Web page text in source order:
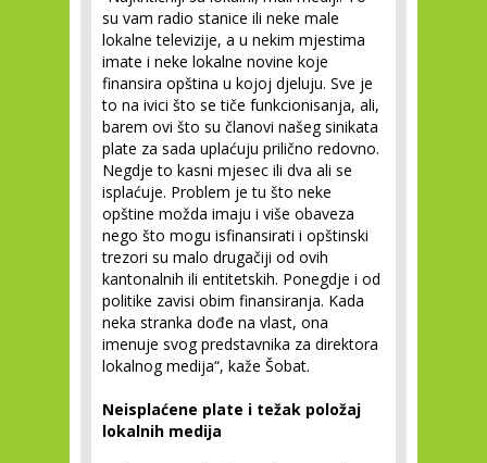
su vam radio stanice ili neke male
lokalne televizije, a u nekim mjestima
imate i neke lokalne novine koje
finansira opština u kojoj djeluju. Sve je
to na ivici što se tiče funkcionisanja, ali,
barem ovi što su članovi našeg sinikata
plate za sada uplaćuju prilično redovno.
Negdje to kasni mjesec ili dva ali se
isplaćuje. Problem je tu što neke
opštine možda imaju i više obaveza
nego što mogu isfinansirati i opštinski
trezori su malo drugačiji od ovih
kantonalnih ili entitetskih. Ponegdje i od
politike zavisi obim finansiranja. Kada
neka stranka dođe na vlast, ona
imenuje svog predstavnika za direktora
lokalnog medija“, kaže Šobat.
Neisplaćene plate i težak položaj
lokalnih medija